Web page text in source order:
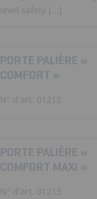
level safety [...]
PORTE PALIÈRE «
COMFORT »
N° d'art. 01212
PORTE PALIÈRE «
COMFORT MAXI »
N° d'art. 01213